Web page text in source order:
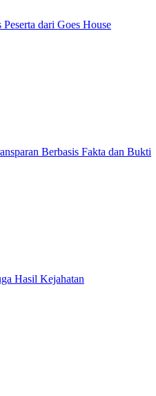
dari Goes House
Berbasis Fakta dan Bukti
Hasil Kejahatan